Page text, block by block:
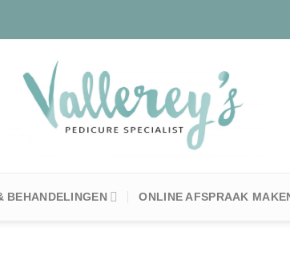
BEHANDELINGEN ONLINE AFSPRAAK